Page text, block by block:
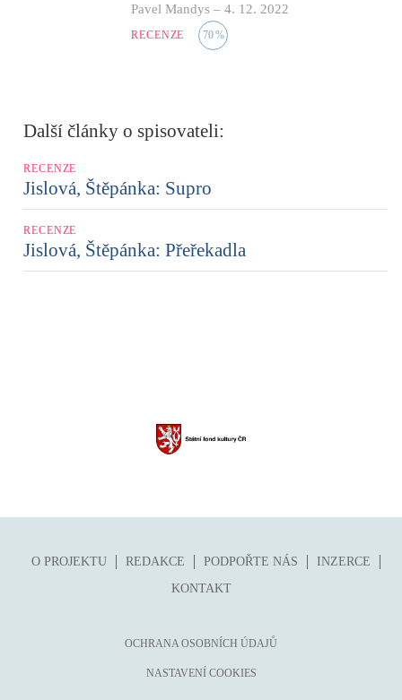
Pavel Mandys – 4. 12. 2022
RECENZE 70%
Další články o spisovateli:
RECENZE
Jislová, Štěpánka: Supro
RECENZE
Jislová, Štěpánka: Přeřekadla
O PROJEKTU REDAKCE PODPOŘTE NÁS
INZERCE
KONTAKT
OCHRANA OSOBNÍCH ÚDAJŮ
NASTAVENÍ COOKIES